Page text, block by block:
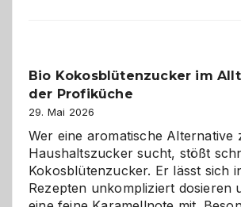
Gefahr
für
Hunde
im
Bio Kokosblütenzucker im
der Profiküche
29. Mai 2026
Wer eine aromatische Alternative
Haushaltszucker sucht, stößt
Kokosblütenzucker. Er lässt sich
Rezepten unkompliziert dosieren